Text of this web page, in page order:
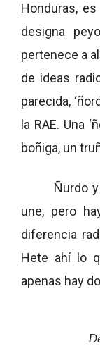
Honduras,
designa
pertenece a
de ideas
parecida,
la RAE. Una
boñiga, un
Ñurdo
une, pero
diferencia
Hete ahí lo
apenas hay